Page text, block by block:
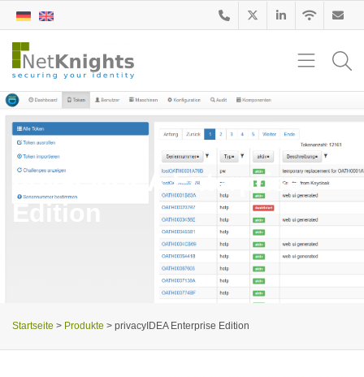
privacyIDEA Enterprise
Startseite > Produkte > privacyIDEA Enterprise Edition